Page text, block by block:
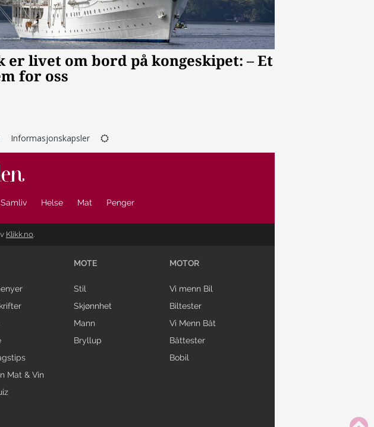
Informasjonskapsler
Samliv Helse Mat Penger
Klikk.no.
Mat & Vin
MOTE
Stil
Skjønnhet
Mann
Bryllup
MOTOR
Vi menn Bil
Biltester
Vi Menn Båt
Båttester
Bobil